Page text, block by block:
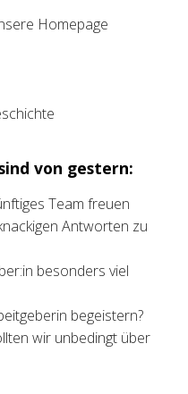
Homepage
von gestern:
Team freuen
Antworten zu
besonders viel
begeistern?
wir unbedingt über